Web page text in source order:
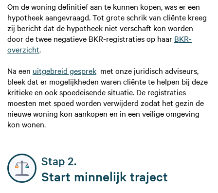
Om de woning definitief aan te kunnen kopen, was er een
hypotheek aangevraagd. Tot grote schrik van cliënte kreeg
zij bericht dat de hypotheek niet verschaft kon worden
door de twee negatieve BKR-registraties op haar BKR-
overzicht.
Na een uitgebreid gesprek met onze juridisch adviseurs,
bleek dat er mogelijkheden waren cliënte te helpen bij deze
kritieke en ook spoedeisende situatie. De registraties
moesten met spoed worden verwijderd zodat het gezin de
nieuwe woning kon aankopen en in een veilige omgeving
kon wonen.
Stap 2.
Start minnelijk traject